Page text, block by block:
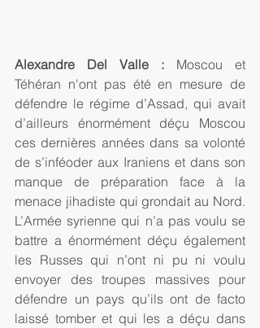
Alexandre Del Valle : Moscou et
Téhéran n'ont pas été en mesure de
défendre le régime d’Assad, qui avait
d’ailleurs énormément déçu Moscou
ces dernières années dans sa volonté
de s’inféoder aux Iraniens et dans son
manque de préparation face à la
menace jihadiste qui grondait au Nord.
L’Armée syrienne qui n’a pas voulu se
battre a énormément déçu également
les Russes qui n’ont ni pu ni voulu
envoyer des troupes massives pour
défendre un pays qu’ils ont de facto
laissé tomber et qui les a déçu dans